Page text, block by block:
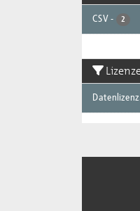
CSV - 2